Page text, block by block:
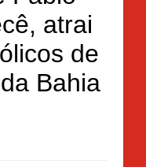
atrai
de
Bahia